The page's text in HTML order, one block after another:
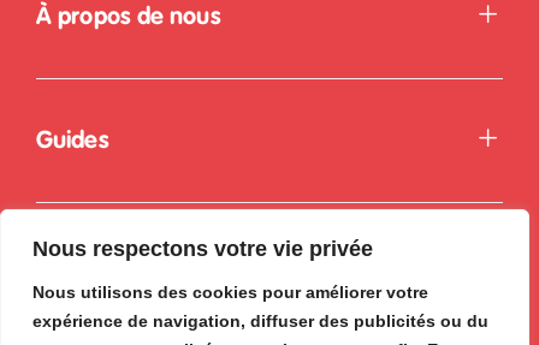
Nous respectons votre vie privée
Nous utilisons des cookies pour améliorer votre
expérience de navigation, diffuser des publicités ou du
À propos de nous
Guides